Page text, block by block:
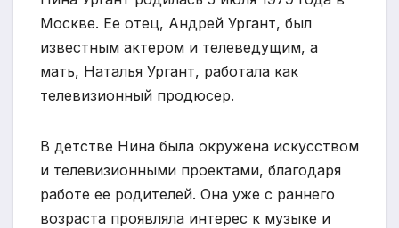
Москве. Ее отец, Андрей Ургант, был
известным актером и телеведущим, а
мать, Наталья Ургант, работала как
телевизионный продюсер.
В детстве Нина была окружена искусством
и телевизионными проектами, благодаря
работе ее родителей. Она уже с раннего
возраста проявляла интерес к музыке и